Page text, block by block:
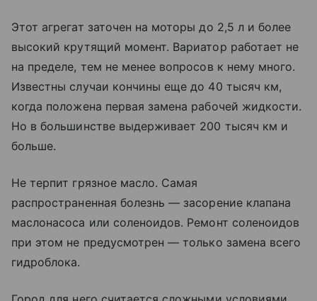
Этот агрегат заточен на моторы до 2,5 л и более
высокий крутящий момент. Вариатор работает не
на пределе, тем не менее вопросов к нему много.
Известны случаи кончины еще до 40 тысяч км,
когда положена первая замена рабочей жидкости.
Но в большинстве выдерживает 200 тысяч км и
больше.
Не терпит грязное масло. Самая
распространенная болезнь — засорение клапана
маслонасоса или соленоидов. Ремонт соленоидов
при этом не предусмотрен — только замена всего
гидроблока.